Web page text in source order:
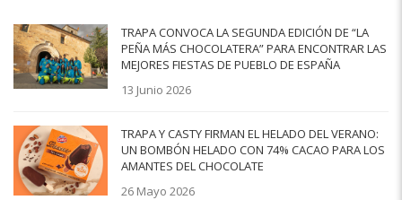
TRAPA CONVOCA LA SEGUNDA EDICIÓN DE “LA
PEÑA MÁS CHOCOLATERA” PARA ENCONTRAR LAS
MEJORES FIESTAS DE PUEBLO DE ESPAÑA
13 Junio 2026
TRAPA Y CASTY FIRMAN EL HELADO DEL VERANO:
UN BOMBÓN HELADO CON 74% CACAO PARA LOS
AMANTES DEL CHOCOLATE
26 Mayo 2026